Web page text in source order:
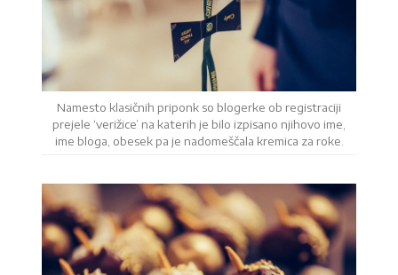
Namesto klasičnih priponk so blogerke ob registraciji
prejele ‘verižice’ na katerih je bilo izpisano njihovo ime,
ime bloga, obesek pa je nadomeščala kremica za roke.